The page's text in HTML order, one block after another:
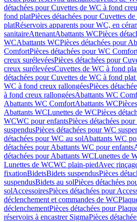
détachées pour Cuvettes de WC à fond
fond platPièces détachées pour Cuvettes
platRéservoirs apparents pour WC, en
sanitaireAttenantAbattants WCPièces
WCAbattants WCPièces détachées pour
ComfortPièces détachées pour WC
creux surélevéesPièces détachées pour
creux surélevéesCuvettes de WC à fond
détachées pour Cuvettes de WC à fond plat
WC à fond creux rallongéesPièces
à fond creux rallongéesAbattants WC
Abattants WC ComfortAbattants WC
Abattants WCLunettes de WCPièces
WCWC pour enfantsPièces détachées
suspendusPièces détachées pour WC
détachées pour WC au solAbattants WC
détachées pour Abattants WC pour enfants
détachées pour Abattants WCLunettes de
Lunettes de WCWC plain-piedAvec
fixationBidetsBidets suspendusPièces
suspendusBidets au solPièces détachées
solAccessoiresPièces détachées pour
déclenchement et commandes de WC
déclenchementPièces détachées pour
réservoirs à encastrer SigmaPièces